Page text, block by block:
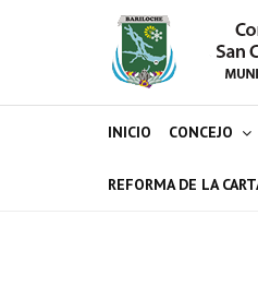
INICIO CONCEJO
REFORMA DE LA